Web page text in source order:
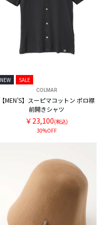
NEW SALE
COLMAR
【MEN’S】スーピマコットン ポロ襟
前開きシャツ
￥23,100(税込)
30%OFF